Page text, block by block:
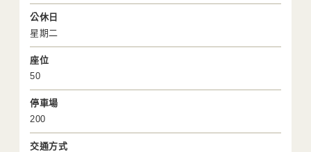
公休日
星期二
座位
50
停車場
200
交通方式